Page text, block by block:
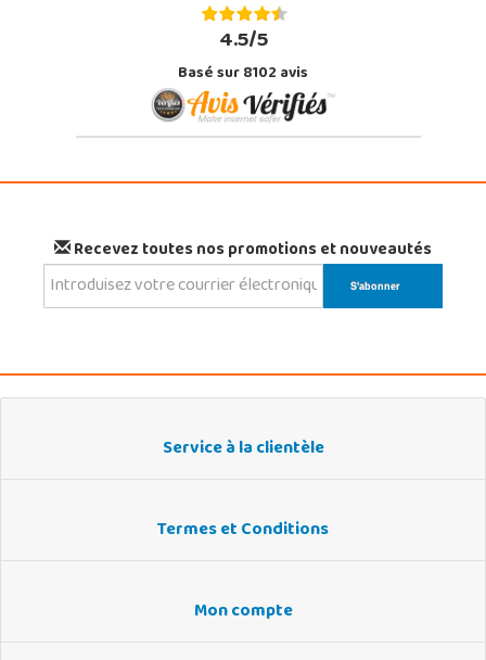
4.5/5
Basé sur 8102 avis
Recevez toutes nos promotions et nouveautés
Service à la clientèle
Termes et Conditions
Mon compte